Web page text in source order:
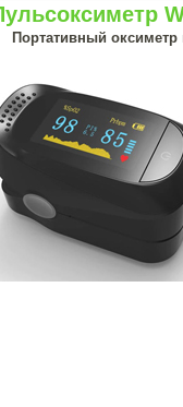
Портативный оксиметр